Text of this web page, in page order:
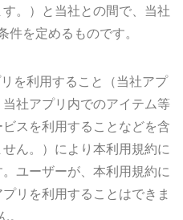
す。）と当社との間で、当社
を定めるものです。
を利用すること（当社アプ
社アプリ内でのアイテム等
スを利用することなどを含
ん。）により本利用規約に
ユーザーが、本利用規約に
リを利用することはできま
。